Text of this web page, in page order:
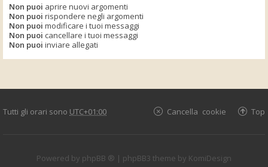
Non puoi aprire nuovi argomenti
Non puoi rispondere negli argomenti
Non puoi modificare i tuoi messaggi
Non puoi cancellare i tuoi messaggi
Non puoi inviare allegati
Tutti gli orari sono UTC+01:00 Top
Cancella cookie
Powered by phpBB ® | phpBB3 theme by KomiDesign